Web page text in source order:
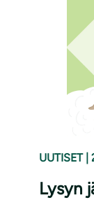
UUTISET
Lysyn